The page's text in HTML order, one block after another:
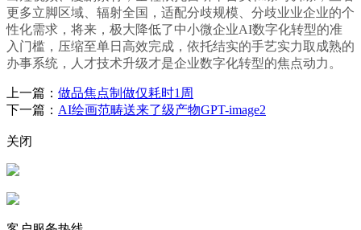
更多立脚区域、辐射全国，适配分歧规模、分歧业业企业的个
性化需求，将来，极大降低了中小微企业AI数字化转型的准
入门槛，压缩至单日高效完成，依托结实的手艺实力取成熟的
办事系统，人才技术升级才是企业数字化转型的焦点动力。
上一篇： 做品焦点制做仅耗时1周
下一篇： AI绘画范畴送来了级产物GPT-image2
关闭